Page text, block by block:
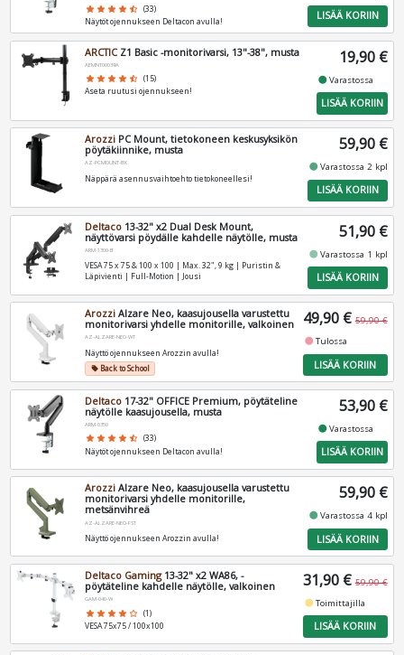
star star star star star_half (33)
Näytöt ojennukseen Deltacon avulla!
LISÄÄ KORIIN
ARCTICZ1 Basic -monitorivarsi, 13"-38", musta
AEMNT00039A
star star star star star_half (15)
Aseta ruutusi ojennukseen!
19,90 €
fiber_manual_recordVarastossa
LISÄÄ KORIIN
Arozzi PC Mount, tietokoneen keskusyksikön
pöytäkiinnike, musta
AZ-PCMOUNT-BK
Näppärä asennusvaihtoehto tietokoneellesi!
59,90 €
fiber_manual_recordVarastossa 2 kpl
LISÄÄ KORIIN
Deltaco 13-32" x2 Dual Desk Mount,
näyttövarsi pöydälle kahdelle näytölle, musta
ARM-1300-B
VESA 75 x 75 & 100 x 100 | Max. 32", 9 kg | Puristin &
Läpivienti | Full-Motion | Jousi
51,90 €
fiber_manual_recordVarastossa 1 kpl
LISÄÄ KORIIN
Arozzi Alzare Neo, kaasujousella varustettu
monitorivarsi yhdelle monitorille, valkoinen
AZ-ALZARE-NEO-WT
Näyttö ojennukseen Arozzin avulla!
local_offerBack to School
49,90 € 59,90 €
fiber_manual_record Tulossa
LISÄÄ KORIIN
Deltaco 17-32" OFFICE Premium, pöytäteline
näytölle kaasujousella, musta
ARM-0350
star star star star star_half (33)
Näytöt ojennukseen Deltacon avulla!
53,90 €
fiber_manual_recordVarastossa
LISÄÄ KORIIN
Arozzi Alzare Neo, kaasujousella varustettu
monitorivarsi yhdelle monitorille,
metsänvihreä
AZ-ALZARE-NEO-FST
Näyttö ojennukseen Arozzin avulla!
59,90 €
fiber_manual_recordVarastossa 4 kpl
LISÄÄ KORIIN
Deltaco Gaming13-32" x2 WA86, -
pöytäteline kahdelle näytölle, valkoinen
GAM-040-W
star star star star star_border (1)
VESA 75x75 / 100x100
31,90 € 59,90 €
fiber_manual_recordToimittajilla
LISÄÄ KORIIN